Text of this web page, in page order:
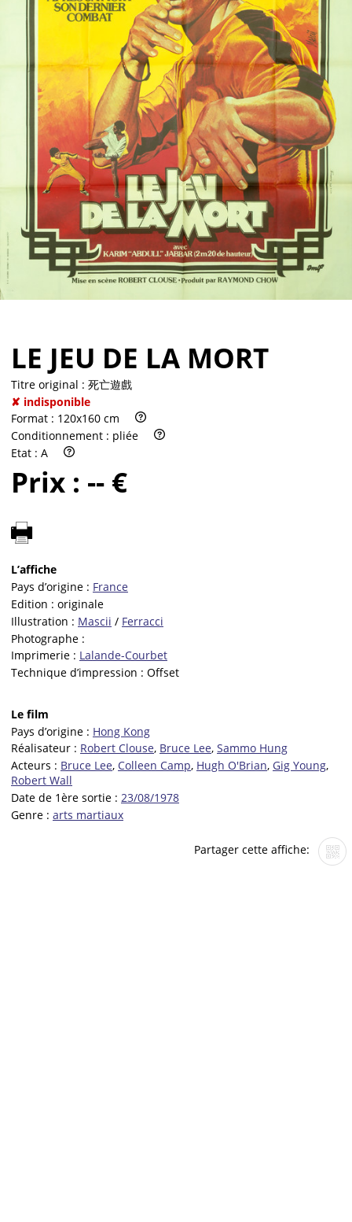
Vendre
LE JEU DE LA MORT
Titre original : 死亡遊戲
✘ indisponible
Format : 120x160 cm
Conditionnement : pliée
Etat : A
Prix : -- €
L’affiche
Pays d’origine : France
Edition : originale
Illustration : Mascii / Ferracci
Photographe :
Imprimerie : Lalande-Courbet
Technique d’impression : Offset
Le film
Pays d’origine : Hong Kong
Réalisateur : Robert Clouse, Bruce Lee, Sammo Hung
Acteurs : Bruce Lee, Colleen Camp, Hugh O'Brian, Gig Young,
Robert Wall
Date de 1ère sortie : 23/08/1978
Genre : arts martiaux
Partager cette affiche: